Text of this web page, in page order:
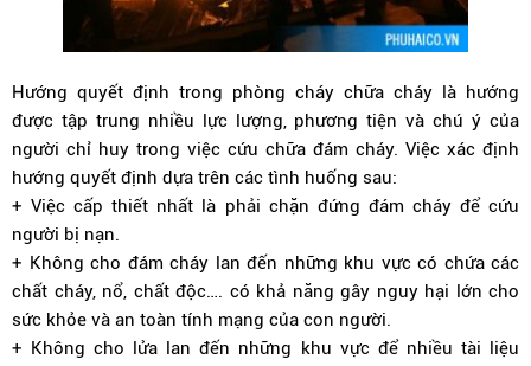
Hướng quyết định trong phòng cháy chữa cháy là hướng
được tập trung nhiều lực lượng, phương tiện và chú ý của
người chỉ huy trong việc cứu chữa đám cháy. Việc xác định
hướng quyết định dựa trên các tình huống sau:
+ Việc cấp thiết nhất là phải chặn đứng đám cháy để cứu
người bị nạn.
+ Không cho đám cháy lan đến những khu vực có chứa các
chất cháy, nổ, chất độc…. có khả năng gây nguy hại lớn cho
sức khỏe và an toàn tính mạng của con người.
+ Không cho lửa lan đến những khu vực để nhiều tài liệu